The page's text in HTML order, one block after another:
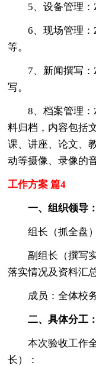
5、设备管理：
6、现场管理：
等。
7、新闻撰写：
写。
8、档案管理：
料归档，内容包括
课、讲座、论文、
动等摄像、录像的
工作方案 篇4
一、组织领导：
组长（抓全盘）
副组长（撰写实
落实情况及资料汇总
成员：全体校
二、具体分工：
本次验收工作全
长）：